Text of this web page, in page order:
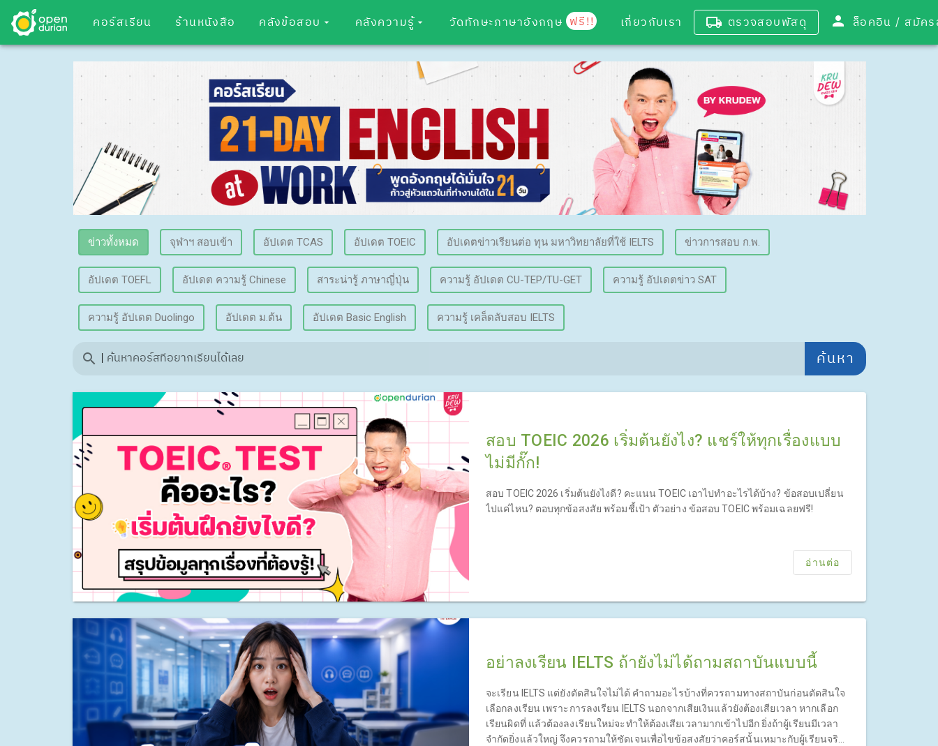
คอร์สเรียน ร้านหนังสือ คลังข้อสอบ คลังความรู้ วัดทักษะภาษาอังกฤษ ฟรี!! เกี่ยวกับเรา ตรวจสอบพัสดุ ล็อคอิน /
ข่าวทั้งหมด จุฬาฯ สอบเข้า อัปเดต TCAS อัปเดต TOEIC อัปเดตข่าวเรียนต่อ ทุน มหาวิทยาลัยที่ใช้ IELTS ข่าวการสอบ ก.พ.
อัปเดต TOEFL อัปเดต ความรู้ Chinese สาระน่ารู้ ภาษาญี่ปุ่น ความรู้ อัปเดต CU-TEP/TU-GET ความรู้ อัปเดตข่าว SAT
ความรู้ อัปเดต Duolingo อัปเดต ม.ต้น อัปเดต Basic English ความรู้ เคล็ดลับสอบ IELTS
ค้นหาคอร์สที่อยากเรียนได้เลย
| ค้นหา
สอบ TOEIC 2026 เริ่มต้นยังไง? แชร์ให้ทุกเรื่องแบบ
ไม่มีกั๊ก!
สอบ TOEIC 2026 เริ่มต้นยังไงดี? คะแนน TOEIC เอาไปทำอะไรได้บ้าง? ข้อสอบเปลี่ยน
ไปแค่ไหน? ตอบทุกข้อสงสัย พร้อมชี้เป้า ตัวอย่าง ข้อสอบ TOEIC พร้อมเฉลยฟรี!
อ่านต่อ
อย่าลงเรียน IELTS ถ้ายังไม่ได้ถามสถาบันแบบนี้
จะเรียน IELTS แต่ยังตัดสินใจไม่ได้ คำถามอะไรบ้างที่ควรถามทางสถาบันก่อนตัดสินใจ
เลือกลงเรียน เพราะการลงเรียน IELTS นอกจากเสียเงินแล้วยังต้องเสียเวลา หากเลือก
เรียนผิดที่ แล้วต้องลงเรียนใหม่จะทำให้ต้องเสียเวลามากเข้าไปอีก ยิ่งถ้าผู้เรียนมีเวลา
จำกัดยิ่งแล้วใหญ่ จึงควรถามให้ชัดเจนเพื่อไขข้อสงสัยว่าคอร์สนั้นเหมาะกับผู้เรียนจริง